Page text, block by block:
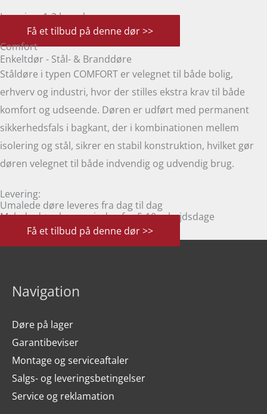
Levering: 1-2 hverdage
Få et tilbud på denne dør >>
Comfort
Enkeltdør - Stål- & Branddøre
Ståldøre i typen COMFORT er velegnet til både bolig,
erhverv og industri, hvor der stilles ekstra krav til både
komfort og udseende. Døren er udført med permanent
sikkerhedsfals i bagkant, der i kombinationen mellem
isolering og stål, sikrer en stabil konstruktion, hvilket gør
døren velegnet til både indvendig og udvendig brug.
Levering:
Umalede døre leveres fra dag til dag
Malede døre leveres inden for 5-10 arbejdsdage
Få et tilbud på denne dør >>
Navigation
Døre på lager
Garantibeviser
Montage og serviceaftaler
Salgs- og leveringsbetingelser
Service og reklamation